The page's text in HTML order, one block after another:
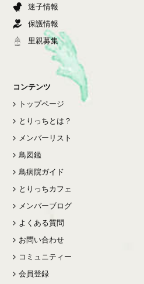
迷子情報
保護情報
里親募集
コンテンツ
トップページ
とりっちとは？
メンバーリスト
鳥図鑑
鳥病院ガイド
とりっちカフェ
メンバーブログ
よくある質問
お問い合わせ
コミュニティー
会員登録